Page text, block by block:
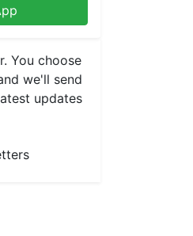
You choose
we'll send
updates